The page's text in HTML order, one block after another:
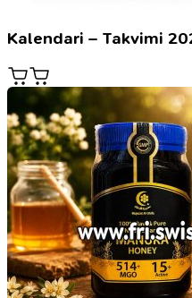
Kalendari – Takvimi